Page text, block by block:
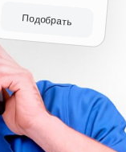
“Привезли на
времени.
Коробка передач